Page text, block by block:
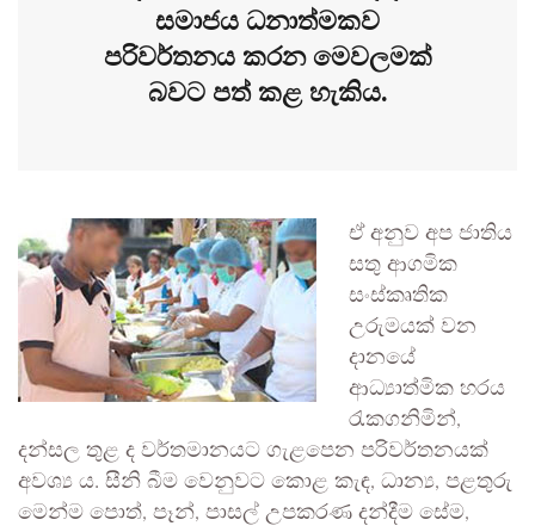
සමාජය ධනාත්මකව
පරිවර්තනය කරන මෙවලමක්
බවට පත් කළ හැකිය.
ඒ අනුව අප ජාතිය
සතු ආගමික
සංස්කෘතික
උරුමයක් වන
දානයේ
ආධ්‍යාත්මික හරය
රැකගනිමින්,
දන්සල තුළ ද වර්තමානයට ගැළපෙන පරිවර්තනයක්
අවශ්‍ය ය. සීනි බීම වෙනුවට කොළ කැඳ, ධාන්‍ය, පළතුරු
මෙන්ම පොත්, පෑන්, පාසල් උපකරණ දන්දීම සේම,